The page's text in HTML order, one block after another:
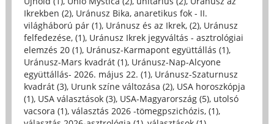
Ikrekben (2), Uránusz Bika, anaretikus fok - II.
világháború pár (1), Uránusz és az Ikrek, (2), Uránusz
felfedezése, (1), Uránusz Ikrek jegyváltás - asztrológiai
elemzés 20 (1), Uránusz-Karmapont együttállás (1),
Uránusz-Mars kvadrát (1), Uránusz-Nap-Alcyone
együttállás- 2026. május 22. (1), Uránusz-Szaturnusz
kvadrát (3), Urunk színe változása (2), USA horoszkópja
(1), USA választások (3), USA-Magyarország (5), utolsó
vacsora (1), választás 2026 -tömegpszichózis, (1),